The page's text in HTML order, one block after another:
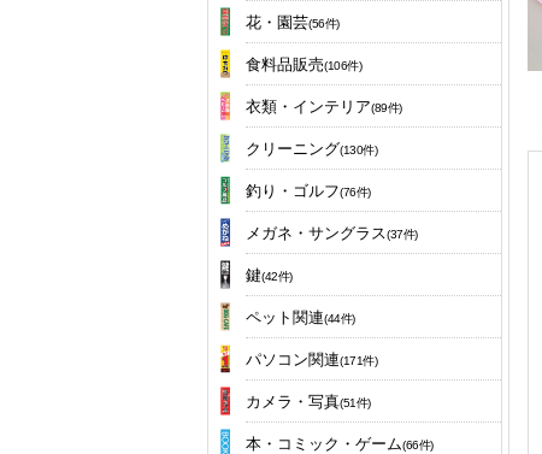
花・園芸(56件)
食料品販売(106件)
衣類・インテリア(89件)
クリーニング(130件)
釣り・ゴルフ(76件)
メガネ・サングラス(37件)
鍵(42件)
ペット関連(44件)
パソコン関連(171件)
カメラ・写真(51件)
本・コミック・ゲーム(66件)